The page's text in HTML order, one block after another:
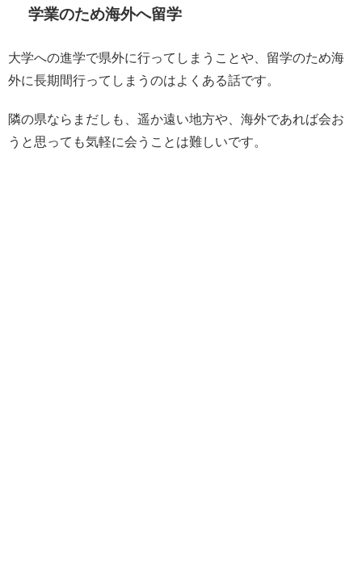
学業のため海外へ留学
大学への進学で県外に行ってしまうことや、留学のため海
外に長期間行ってしまうのはよくある話です。
隣の県ならまだしも、遥か遠い地方や、海外であれば会お
うと思っても気軽に会うことは難しいです。